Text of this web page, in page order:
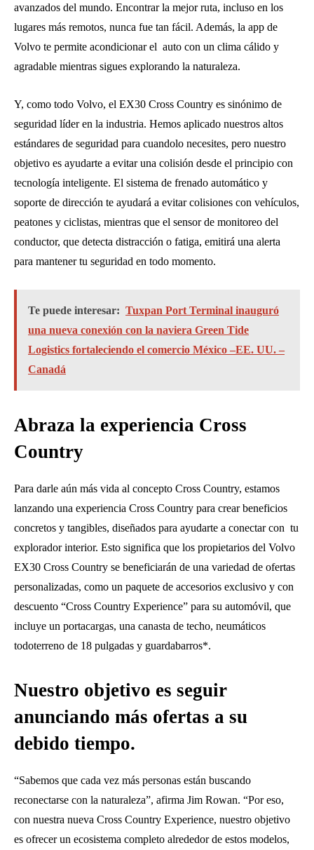
avanzados del mundo. Encontrar la mejor ruta, incluso en los
lugares más remotos, nunca fue tan fácil. Además, la app de
Volvo te permite acondicionar el ​ auto con un clima cálido y
agradable mientras sigues explorando la naturaleza.
Y, como todo Volvo, el EX30 Cross Country es sinónimo de
seguridad líder en la industria. Hemos aplicado nuestros altos
estándares de seguridad para cuandolo necesites, pero nuestro
objetivo es ayudarte a evitar una colisión desde el principio con
tecnología inteligente. El sistema de frenado automático y
soporte de dirección te ayudará a evitar colisiones con vehículos,
peatones y ciclistas, mientras que el sensor de monitoreo del
conductor, que detecta distracción o fatiga, emitirá una alerta
para mantener tu seguridad en todo momento.
Te puede interesar: Tuxpan Port Terminal inauguró
una nueva conexión con la naviera Green Tide
Logistics fortaleciendo el comercio México –EE. UU. –
Canadá
Abraza la experiencia Cross
Country
Para darle aún más vida al concepto Cross Country, estamos
lanzando una experiencia Cross Country para crear beneficios
concretos y tangibles, diseñados para ayudarte a conectar con ​ tu
explorador interior. Esto significa que los propietarios del Volvo
EX30 Cross Country se beneficiarán de una variedad de ofertas
personalizadas, como un paquete de accesorios exclusivo y con
descuento “Cross Country Experience” para su automóvil, que
incluye un portacargas, una canasta de techo, neumáticos
todoterreno de 18 pulgadas y guardabarros*.
Nuestro objetivo es seguir
anunciando más ofertas a su
debido tiempo.
“Sabemos que cada vez más personas están buscando
reconectarse con la naturaleza”, afirma Jim Rowan. “Por eso, ​
con nuestra nueva Cross Country Experience, nuestro objetivo
es ofrecer un ecosistema completo alrededor de estos modelos,